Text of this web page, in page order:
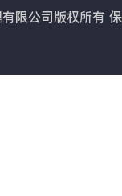
限公司版权所有